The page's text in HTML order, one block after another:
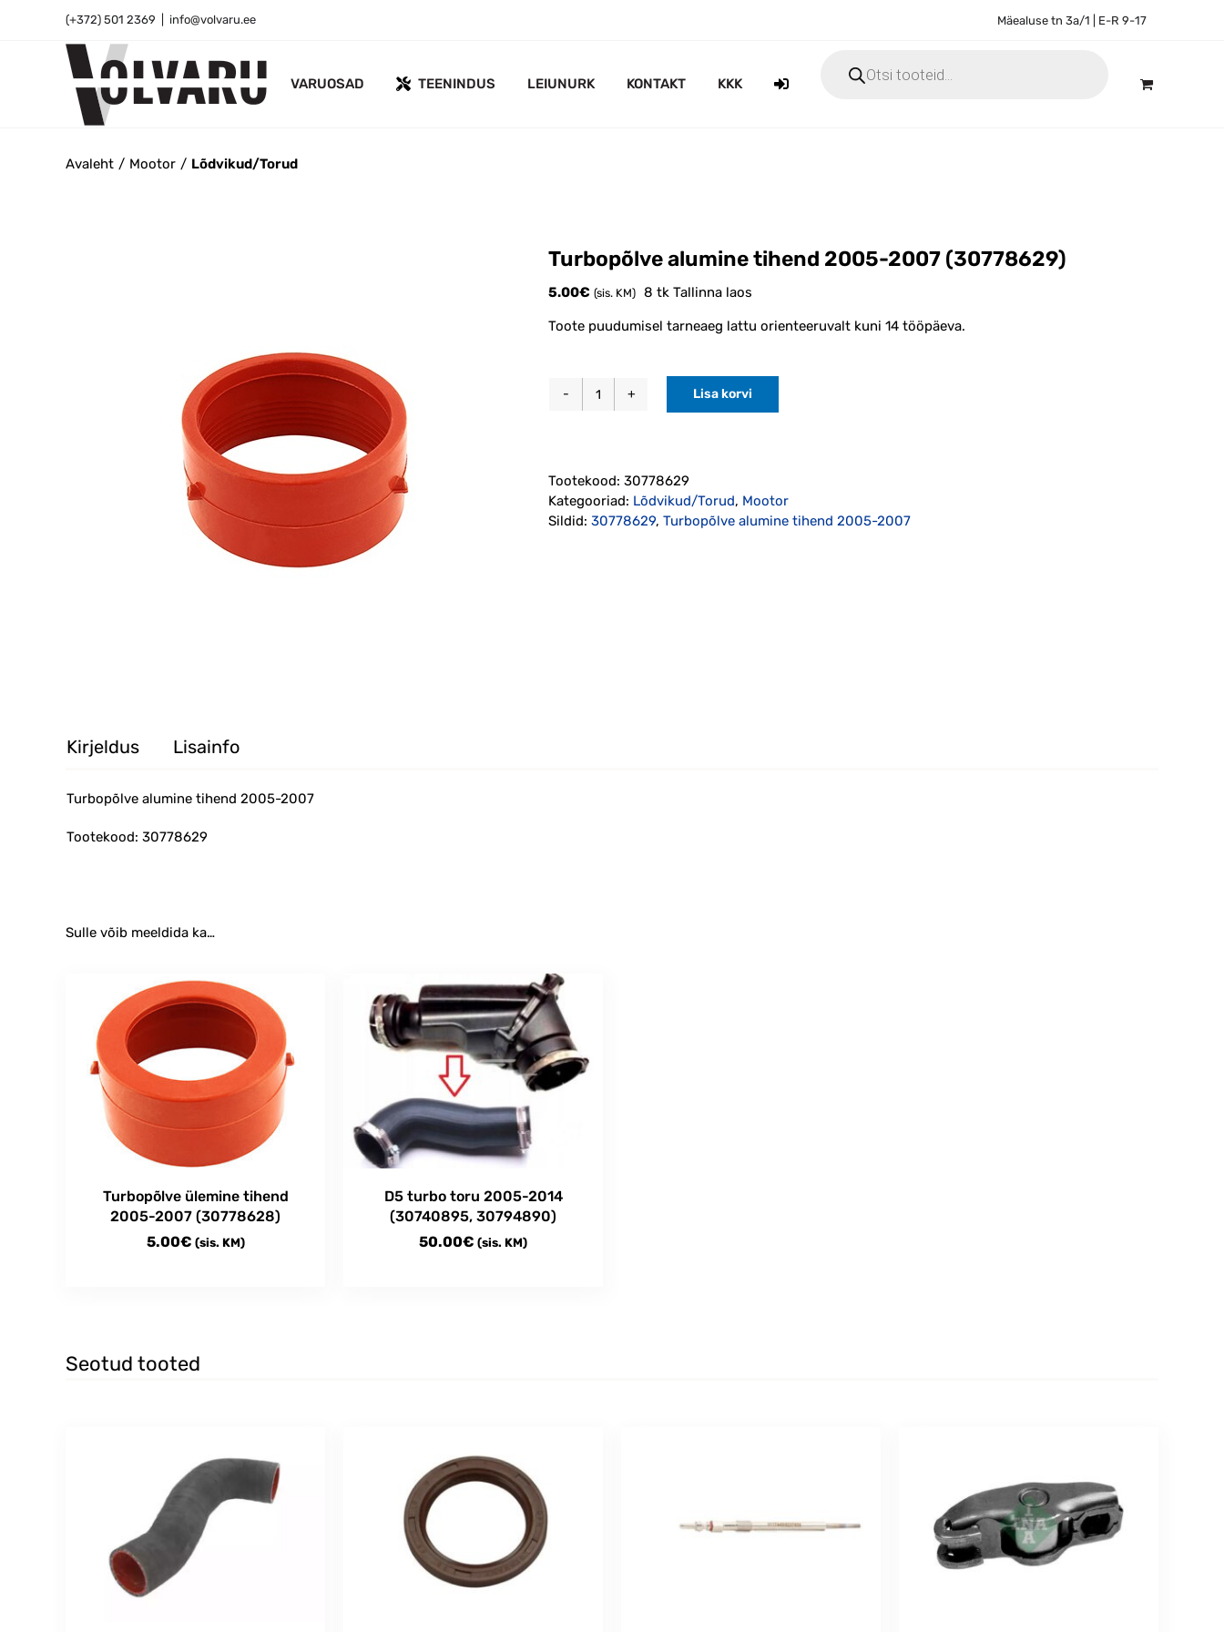
(+372) 501 2369 info@volvaru.ee Mäealuse tn 3a/1 | E-R 9-17
VARUOSAD TEENINDUS LEIUNURK KONTAKT KKK
search
Avaleht Mootor Lõdvikud/Torud
Turbopõlve alumine tihend 2005-2007 (30778629)
5.00€ (sis. KM) 8 tk Tallinna laos
Toote puudumisel tarneaeg lattu orienteeruvalt kuni 14 tööpäeva.
Turbopõlve
2007
(30778629)
kogus
Lisa korvi
Tootekood: 30778629
Kategooriad: Lõdvikud/Torud, Mootor
Sildid: 30778629, Turbopõlve alumine tihend 2005-2007
Kirjeldus Lisainfo
Turbopõlve alumine tihend 2005-2007
Tootekood: 30778629
Sulle võib meeldida ka…
Turbopõlve ülemine tihend
2005-2007 (30778628)
5.00€ (sis. KM)
D5 turbo toru 2005-2014
(30740895, 30794890)
50.00€ (sis. KM)
Seotud tooted